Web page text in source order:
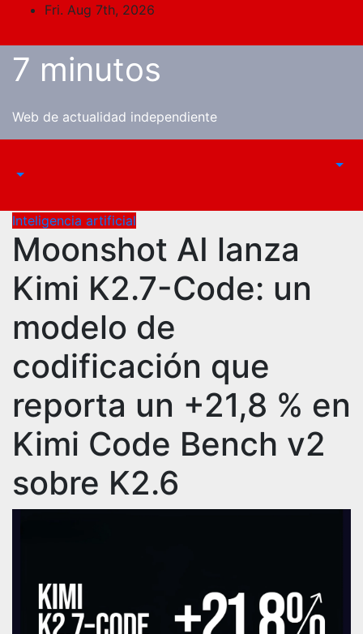
content
Fri. Aug 7th, 2026
7 minutos
Web de actualidad independiente
Inteligencia artificial
Moonshot AI lanza
Kimi K2.7-Code: un
modelo de
codificación que
reporta un +21,8 % en
Kimi Code Bench v2
sobre K2.6